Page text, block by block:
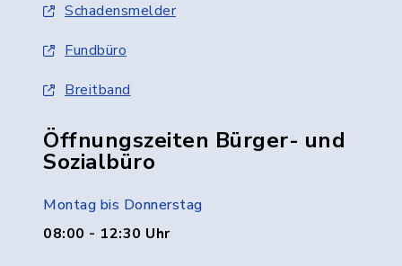
Schadensmelder
Fundbüro
Breitband
Öffnungszeiten Bürger- und
Sozialbüro
Montag bis Donnerstag
08:00 - 12:30 Uhr